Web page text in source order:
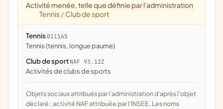
Activité menée, telle que définie par l'administration
Tennis / Club de sport
Tennis 011165
Tennis (tennis, longue paume)
Club de sport NAF 93.12Z
Activités de clubs de sports
Objets sociaux attribués par l'administration d'après l'objet
déclaré ; activité NAF attribuée par l'INSEE. Les noms